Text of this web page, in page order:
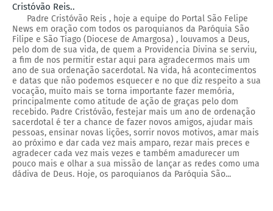
Cristóvão Reis..
Padre Cristóvão Reis , hoje a equipe do Portal São Felipe
News em oração com todos os paroquianos da Paróquia São
Filipe e São Tiago (Diocese de Amargosa) , louvamos a Deus,
pelo dom de sua vida, de quem a Providencia Divina se serviu,
a fim de nos permitir estar aqui para agradecermos mais um
ano de sua ordenação sacerdotal. Na vida, há acontecimentos
e datas que não podemos esquecer e no que diz respeito a sua
vocação, muito mais se torna importante fazer memória,
principalmente como atitude de ação de graças pelo dom
recebido. Padre Cristóvão, festejar mais um ano de ordenação
sacerdotal é ter a chance de fazer novos amigos, ajudar mais
pessoas, ensinar novas lições, sorrir novos motivos, amar mais
ao próximo e dar cada vez mais amparo, rezar mais preces e
agradecer cada vez mais vezes e também amadurecer um
pouco mais e olhar a sua missão de lançar as redes como uma
dádiva de Deus. Hoje, os paroquianos da Paróquia São...